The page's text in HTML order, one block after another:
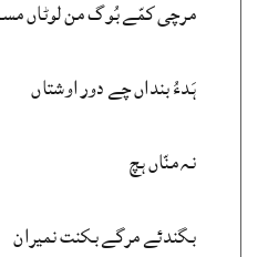
مرچی کمّے بُوگ من لوٹاں
ہَدءُ بنداں چے دور اوشتاں
نہ منّاں ہچ
بگندئے مرگے بکنت نمیران